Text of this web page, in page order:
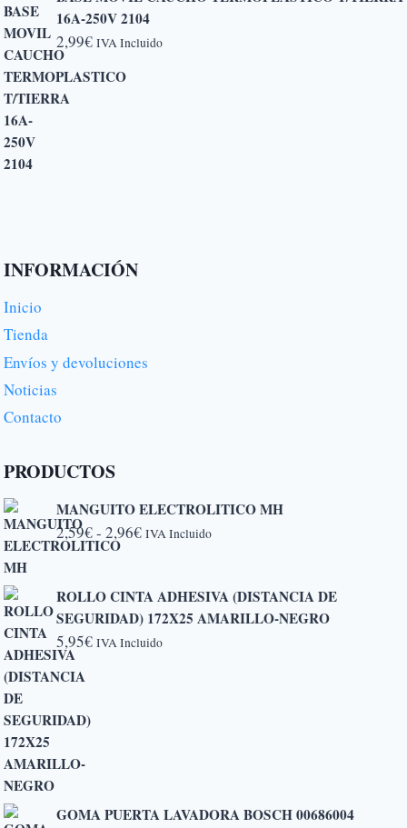
16A-250V 2104
2,99€ IVA Incluido
INFORMACIÓN
Inicio
Tienda
Envíos y devoluciones
Noticias
Contacto
PRODUCTOS
MANGUITO ELECTROLITICO MH
2,59€- 2,96€Rango
desde
2,59€
hasta
IVA Incluido
ROLLO CINTA ADHESIVA (DISTANCIA DE
SEGURIDAD) 172X25 AMARILLO-NEGRO
5,95€ IVA Incluido
GOMA PUERTA LAVADORA BOSCH 00686004